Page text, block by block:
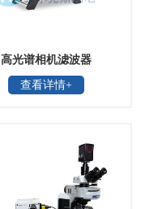
高光谱相机滤波器
查看详情+